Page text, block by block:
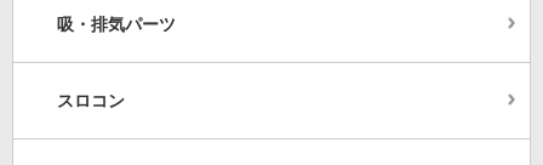
吸・排気パーツ
スロコン